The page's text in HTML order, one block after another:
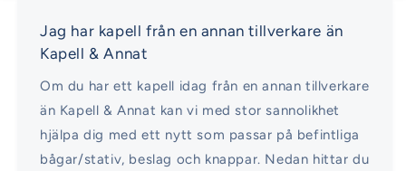
Jag har kapell från en annan tillverkare än
Kapell & Annat
Om du har ett kapell idag från en annan tillverkare
än Kapell & Annat kan vi med stor sannolikhet
hjälpa dig med ett nytt som passar på befintliga
bågar/stativ, beslag och knappar. Nedan hittar du